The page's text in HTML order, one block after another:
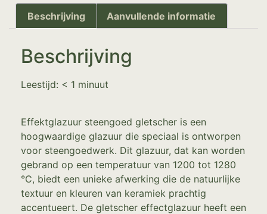
Beschrijving Aanvullende informatie
Beschrijving
Leestijd: < 1 minuut
Effektglazuur steengoed gletscher is een
hoogwaardige glazuur die speciaal is ontworpen
voor steengoedwerk. Dit glazuur, dat kan worden
gebrand op een temperatuur van 1200 tot 1280
°C, biedt een unieke afwerking die de natuurlijke
textuur en kleuren van keramiek prachtig
accentueert. De gletscher effectglazuur heeft een